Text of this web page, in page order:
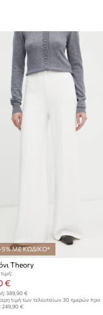
5% ΜΕ ΚΩΔΙΚΟ*
Theory
€
389,90 €
τιμή των τελευταίων 30 ημερών προ
249,90 €